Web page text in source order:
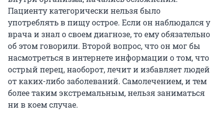
Пациенту категорически нельзя было
употреблять в пищу острое. Если он наблюдался у
врача и знал о своем диагнозе, то ему обязательно
об этом говорили. Второй вопрос, что он мог бы
насмотреться в интернете информации о том, что
острый перец, наоборот, лечит и избавляет людей
от каких-либо заболеваний. Самолечением, и тем
более таким экстремальным, нельзя заниматься
ни в коем случае.